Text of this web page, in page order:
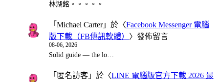
林湖銘。。。。。
「 Michael Carter」於〈Facebook Messenger 電腦
版下載（FB傳訊軟體） 〉發佈留言
08-06, 2026
Solid guide — the lo…
「 匿名訪客 」於〈LINE 電腦版官方下載 2026 最